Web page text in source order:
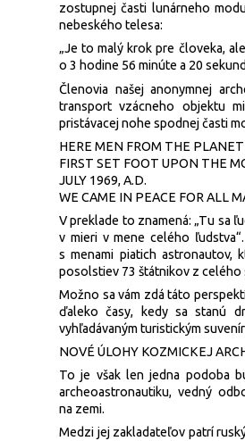
zostupnej časti lunárneho
nebeského telesa:
„Je to malý krok pre človeka,
o 3 hodine 56 minúte a 20
Členovia našej anonymnej
transport vzácneho objektu
pristávacej nohe spodnej časti
HERE MEN FROM THE
FIRST SET FOOT UPON THE
JULY 1969, A.D.
WE CAME IN PEACE FOR ALL
V preklade to znamená: „Tu sa
v mieri v mene celého
s menami piatich astronautov,
posolstiev 73 štátnikov z celého
Možno sa vám zdá táto
ďaleko časy, kedy sa stanú
vyhľadávaným turistickým
NOVÉ ÚLOHY KOZMICKEJ
To je však len jedna podoba
archeoastronautiku, vedný
na zemi.
Medzi jej zakladateľov patrí